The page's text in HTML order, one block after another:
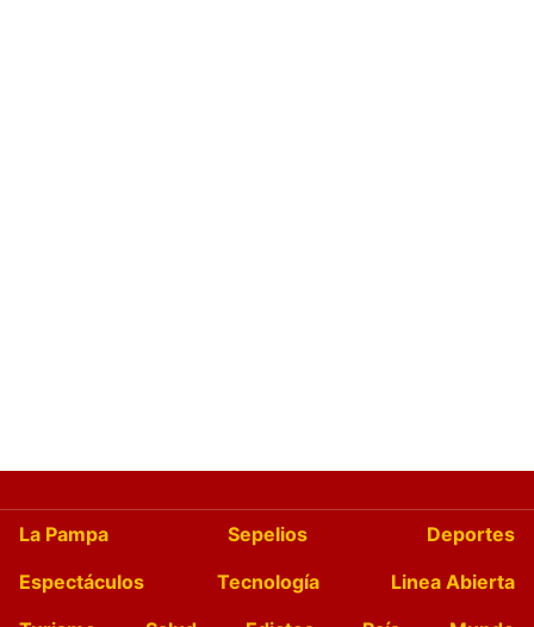
La Pampa Sepelios
Deportes
Espectáculos
Tecnología
Linea Abierta